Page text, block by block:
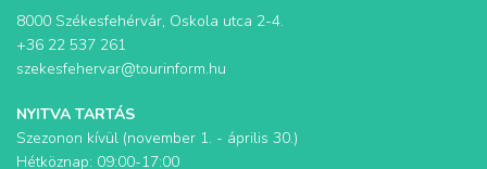
8000 Székesfehérvár, Oskola utca 2-4.
+36 22 537 261
szekesfehervar@tourinform.hu
NYITVA TARTÁS
Szezonon kívül (november 1. - április 30.)
Hétköznap: 09:00-17:00